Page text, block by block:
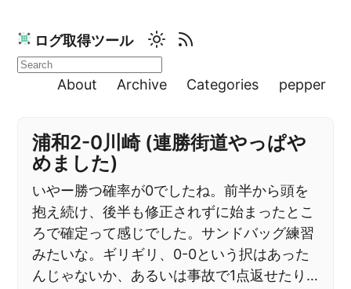
ログ取得ツール
About Archive Categories pepper
浦和2-0川崎 (連勝街道やっぱや
めました)
いやー勝つ確率が0でしたね。前半から頭を
抱え続け、後半も修正されずに始まったとこ
ろで確定って感じでした。サンドバッグ練習
みたいな。ギリギリ、0-0という択はあった
んじゃないか、あるいは事故で1点返せたり…